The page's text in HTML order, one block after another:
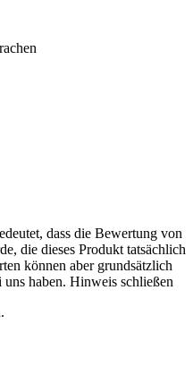
dass die Bewertung von
die dieses Produkt tatsächlich
können aber grundsätzlich
haben. Hinweis schließen